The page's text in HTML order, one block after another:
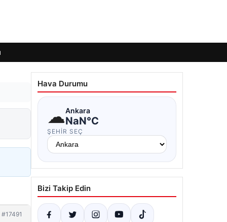
#17491
Hava Durumu
☁Ankara
NaN°C
ŞEHIR SEÇ
Bizi Takip Edin